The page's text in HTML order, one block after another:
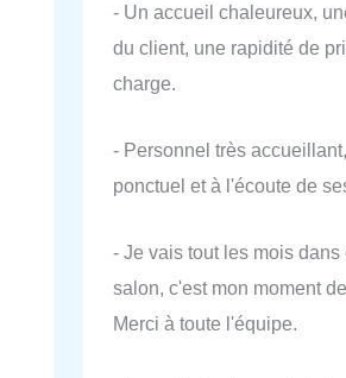
- Un accueil chaleureux,
du client, une rapidité de
charge.
- Personnel très accueillant,
ponctuel et à l'écoute de
- Je vais tout les mois dans
salon, c'est mon moment
Merci à toute l'équipe.